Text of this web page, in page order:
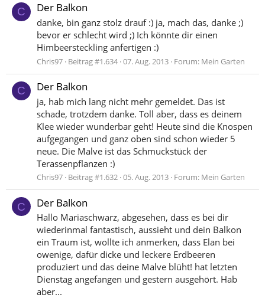
C Der Balkon
danke, bin ganz stolz drauf :) ja, mach das, danke ;)
bevor er schlecht wird ;) Ich könnte dir einen
Himbeersteckling anfertigen :)
Chris97 Beitrag #1.634 07. Aug. 2013 Forum: Mein Garten
C Der Balkon
ja, hab mich lang nicht mehr gemeldet. Das ist
schade, trotzdem danke. Toll aber, dass es deinem
Klee wieder wunderbar geht! Heute sind die Knospen
aufgegangen und ganz oben sind schon wieder 5
neue. Die Malve ist das Schmuckstück der
Terassenpflanzen :)
Chris97 Beitrag #1.632 05. Aug. 2013 Forum: Mein Garten
C Der Balkon
Hallo Mariaschwarz, abgesehen, dass es bei dir
wiederinmal fantastisch, aussieht und dein Balkon
ein Traum ist, wollte ich anmerken, dass Elan bei
owenige, dafür dicke und leckere Erdbeeren
produziert und das deine Malve blüht! hat letzten
Dienstag angefangen und gestern ausgehört. Hab
aber...